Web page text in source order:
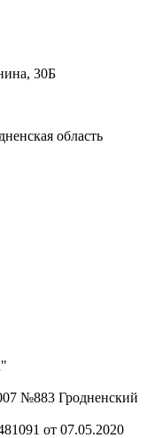
30Б
область
№883 Гродненский
от 07.05.2020